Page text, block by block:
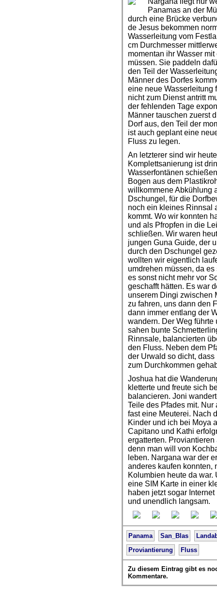
Panamas an der
durch eine Brücke
de Jesus bekommen
Wasserleitung vom
cm Durchmesser
momentan ihr Wasser
müssen. Sie paddeln
den Teil der
Männer des Dorfes
eine neue Wasserleitung
nicht zum Dienst antritt
der fehlenden Tage
Männer tauschen zuerst
Dorf aus, den Teil der
ist auch geplant eine
Fluss zu legen.
An letzterer sind wir
Komplettsanierung ist
Wasserfontänen
Bogen aus dem
willkommene Abkühlung
Dschungel, für die
noch ein kleines Rinnsal
kommt. Wo wir konnten
und als Pfropfen in die
schließen. Wir waren
jungen Guna Guide, der
durch den Dschungel
wollten wir eigentlich
umdrehen müssen, da
es sonst nicht mehr vor
geschafft hätten. Es war
unserem Dingi zwischen
zu fahren, uns dann den
dann immer entlang der
wandern. Der Weg
sahen bunte
Rinnsale, balancierten
den Fluss. Neben dem
der Urwald so dicht,
zum Durchkommen
Joshua hat die
kletterte und freute sich
balancieren. Joni
Teile des Pfades mit.
fast eine Meuterei. Nach
Kinder und ich bei Moya
Capitano und Kathi
ergatterten.
denn man will von
leben. Nargana war der
anderes kaufen konnten,
Kolumbien heute da
eine SIM Karte in einer
haben jetzt sogar
und unendlich langsam.
Panama San_Blas
Proviantierung
Fluss
Zu diesem Eintrag gibt es
Kommentare.